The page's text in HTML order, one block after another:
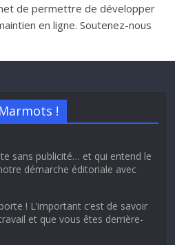
de permettre de développer
en ligne. Soutenez-nous
!
sans publicité… et qui entend le
démarche éditoriale avec
! L’important c’est de savoir
et que vous êtes derrière-